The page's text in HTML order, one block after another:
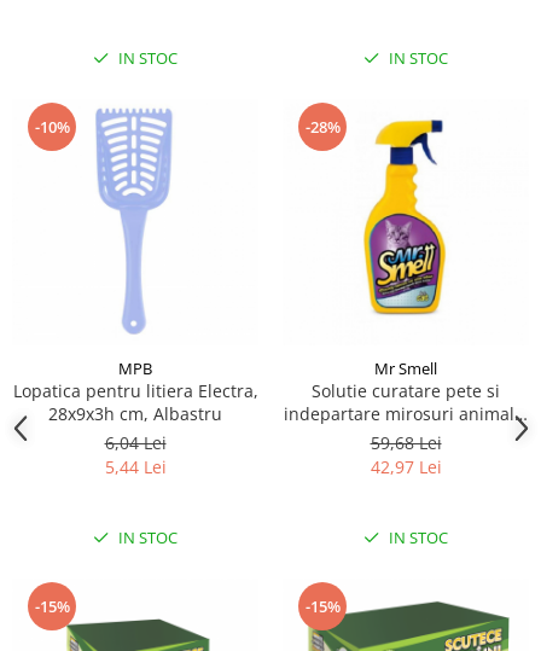
IN STOC IN STOC
-10%
MPB
Lopatica pentru litiera Electra,
28x9x3h cm, Albastru
6,04 Lei
5,44 Lei
IN STOC
-28%
Mr Smell
Solutie curatare pete si
indepartare mirosuri animale,
Mr Smell, Pisica, 500 ml
59,68 Lei
42,97 Lei
IN STOC
-15% -15%